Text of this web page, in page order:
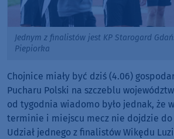
Jednym z finalistów jest KP Starogard
Piepiorka
Chojnice miały być dziś (4.06)
Pucharu Polski na szczeblu
od tygodnia wiadomo było jednak, że
terminie i miejscu mecz nie dojdzie do
Udział jednego z finalistów Wikędu